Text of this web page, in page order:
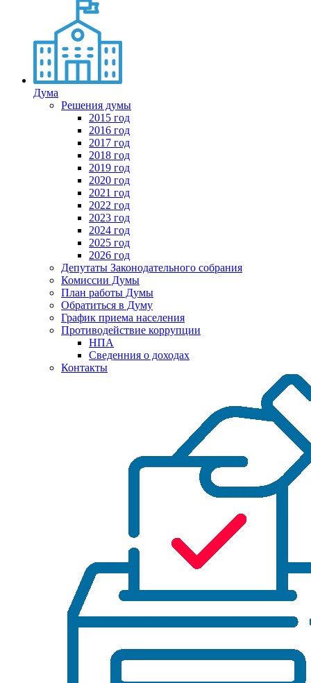
Дума
Решения думы
2015 год
2016 год
2017 год
2018 год
2019 год
2020 год
2021 год
2022 год
2023 год
2024 год
2025 год
2026 год
Депутаты Законодательного собрания
Комиссии Думы
План работы Думы
Обратиться в Думу
График приема населения
Противодействие коррупции
НПА
Сведенния о доходах
Контакты